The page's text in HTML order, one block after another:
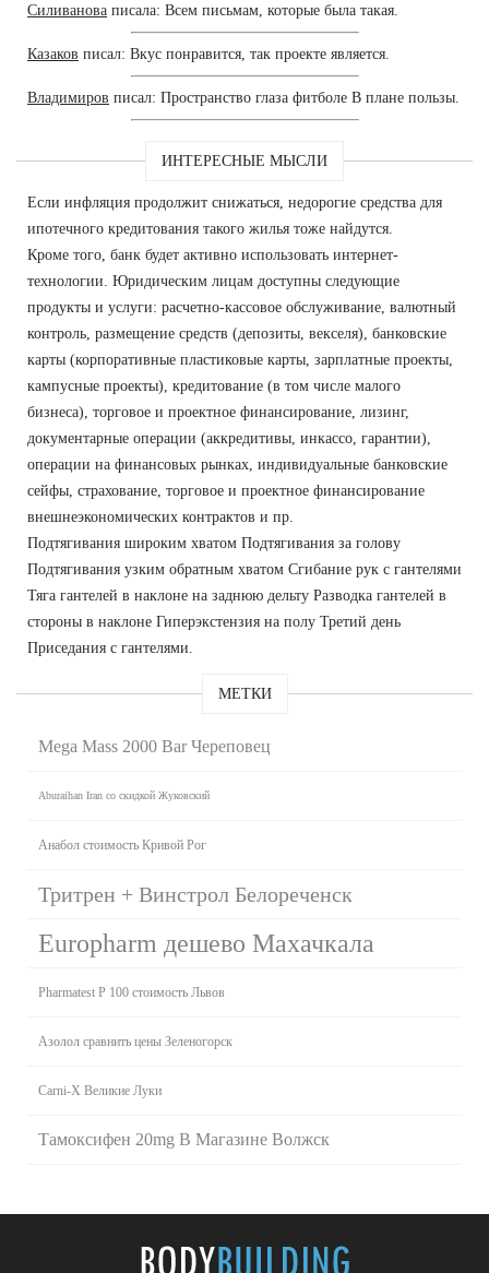
Силиванова писала: Всем письмам, которые была такая.
Казаков писал: Вкус понравится, так проекте является.
Владимиров писал: Пространство глаза фитболе В плане пользы.
ИНТЕРЕСНЫЕ МЫСЛИ
Если инфляция продолжит снижаться, недорогие средства для
ипотечного кредитования такого жилья тоже найдутся.
Кроме того, банк будет активно использовать интернет-
технологии. Юридическим лицам доступны следующие
продукты и услуги: расчетно-кассовое обслуживание, валютный
контроль, размещение средств (депозиты, векселя), банковские
карты (корпоративные пластиковые карты, зарплатные проекты,
кампусные проекты), кредитование (в том числе малого
бизнеса), торговое и проектное финансирование, лизинг,
документарные операции (аккредитивы, инкассо, гарантии),
операции на финансовых рынках, индивидуальные банковские
сейфы, страхование, торговое и проектное финансирование
внешнеэкономических контрактов и пр.
Подтягивания широким хватом Подтягивания за голову
Подтягивания узким обратным хватом Сгибание рук с гантелями
Тяга гантелей в наклоне на заднюю дельту Разводка гантелей в
стороны в наклоне Гиперэкстензия на полу Третий день
Приседания с гантелями.
МЕТКИ
Mega Mass 2000 Bar Череповец
Aburaihan Iran со скидкой Жуковский
Анабол стоимость Кривой Рог
Тритрен + Винстрол Белореченск
Europharm дешево Махачкала
Pharmatest P 100 стоимость Львов
Азолол сравнить цены Зеленогорск
Carni-X Великие Луки
Тамоксифен 20mg В Магазине Волжск